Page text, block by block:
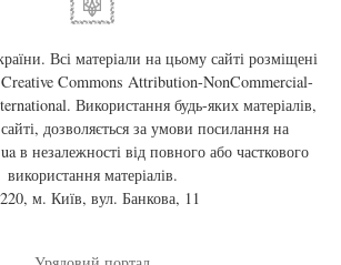
Всі матеріали на цьому сайті розміщені
Creative Commons Attribution-NonCommercial-
. Використання будь-яких матеріалів,
дозволяється за умови посилання на
в незалежності від повного або часткового
використання матеріалів.
м. Київ, вул. Банкова, 11